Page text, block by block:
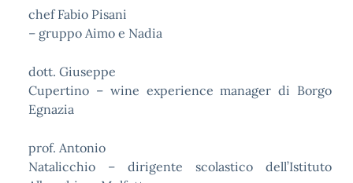
chef Fabio Pisani
– gruppo Aimo e Nadia
dott. Giuseppe
Cupertino – wine experience manager di Borgo
Egnazia
prof. Antonio
Natalicchio – dirigente scolastico dell’Istituto